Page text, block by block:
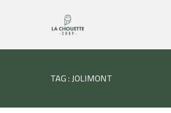
TAG : JOLIMONT